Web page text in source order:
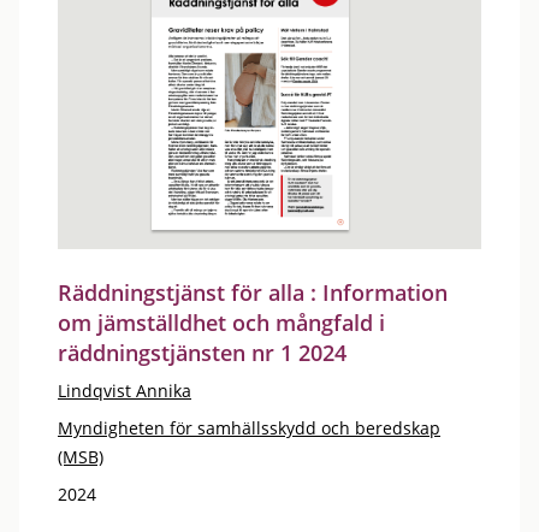
Räddningstjänst för alla : Information
om jämställdhet och mångfald i
räddningstjänsten nr 1 2024
Lindqvist Annika
Myndigheten för samhällsskydd och beredskap
(MSB)
2024